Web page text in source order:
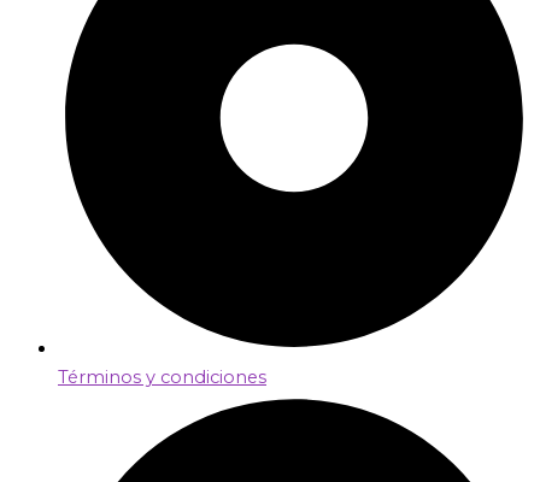
Términos y condiciones